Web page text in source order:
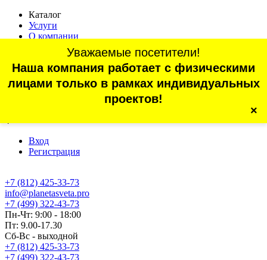
Каталог
Услуги
О компании
Статьи
Контакты
Отзывы
г. Санкт-Петербург, проспект Обуховской Обороны, 70, корп.
Вход
Регистрация
+7 (812) 425-33-73
Уважаемые посетители!
Наша компания работает с физическими
лицами только в рамках индивидуальных
проектов!
×
info@planetasveta.pro
+7 (499) 322-43-73
Пн-Чт: 9:00 - 18:00
Пт: 9.00-17.30
Сб-Вс - выходной
+7 (812) 425-33-73
+7 (499) 322-43-73